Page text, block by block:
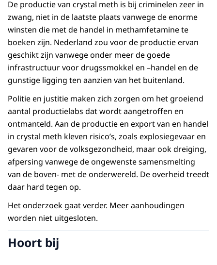
De productie van crystal meth is bij criminelen zeer in
zwang, niet in de laatste plaats vanwege de enorme
winsten die met de handel in methamfetamine te
boeken zijn. Nederland zou voor de productie ervan
geschikt zijn vanwege onder meer de goede
infrastructuur voor drugssmokkel en –handel en de
gunstige ligging ten aanzien van het buitenland.
Politie en justitie maken zich zorgen om het groeiend
aantal productielabs dat wordt aangetroffen en
ontmanteld. Aan de productie en export van en handel
in crystal meth kleven risico’s, zoals explosiegevaar en
gevaren voor de volksgezondheid, maar ook dreiging,
afpersing vanwege de ongewenste samensmelting
van de boven- met de onderwereld. De overheid treedt
daar hard tegen op.
Het onderzoek gaat verder. Meer aanhoudingen
worden niet uitgesloten.
Hoort bij